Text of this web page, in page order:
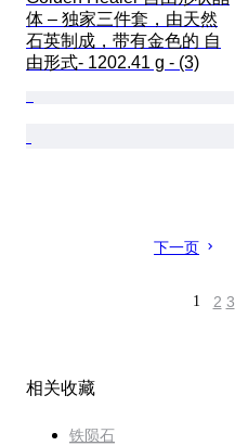
体 – 独家三件套，由天然
石英制成，带有金色的 自
由形式- 1202.41 g - (3)
下一页
1 2 3
相关收藏
铁陨石